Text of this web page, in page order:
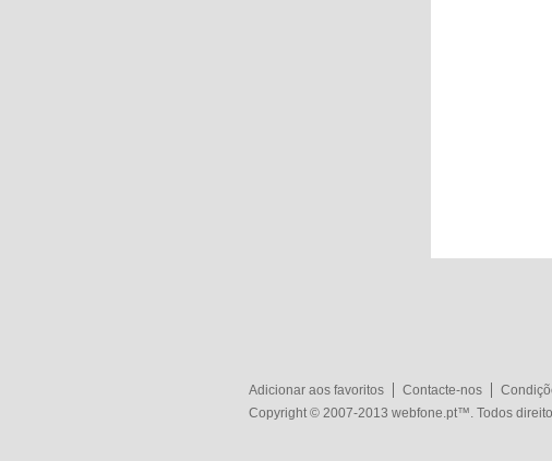
Adicionar aos favoritos Contacte-nos
Copyright © 2007-2013 webfone.pt™. Todos